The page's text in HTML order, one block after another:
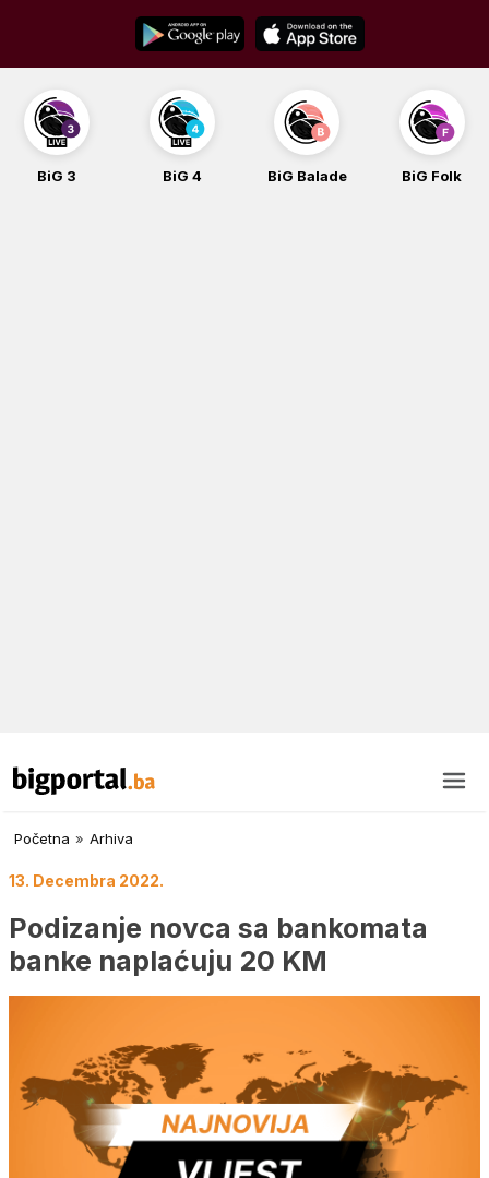
content
BiG 3 BiG 4 BiG Balade BiG Folk
Početna » Arhiva
13. Decembra 2022.
Podizanje novca sa bankomata
banke naplaćuju 20 KM